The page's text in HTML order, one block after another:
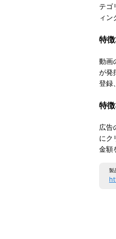
テゴ
ィン
特
動画
が発
登録
特
広告
にク
金額
製